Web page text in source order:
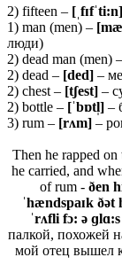
2) fifteen – [ˌ fɪfˈti:n]
1) man (men) – [mæ
люди)
2) dead man (men) –
2) dead – [ded] –
2) chest – [tʃest] –
2) bottle – [ˈbɒtl̩] –
3) rum – [rʌm] –
Then he rapped
he carried, and
of rum - ðen
ˈhændspaɪk ðət
ˈrʌfli fɔ: ə
палкой, похожей
мой отец вышел